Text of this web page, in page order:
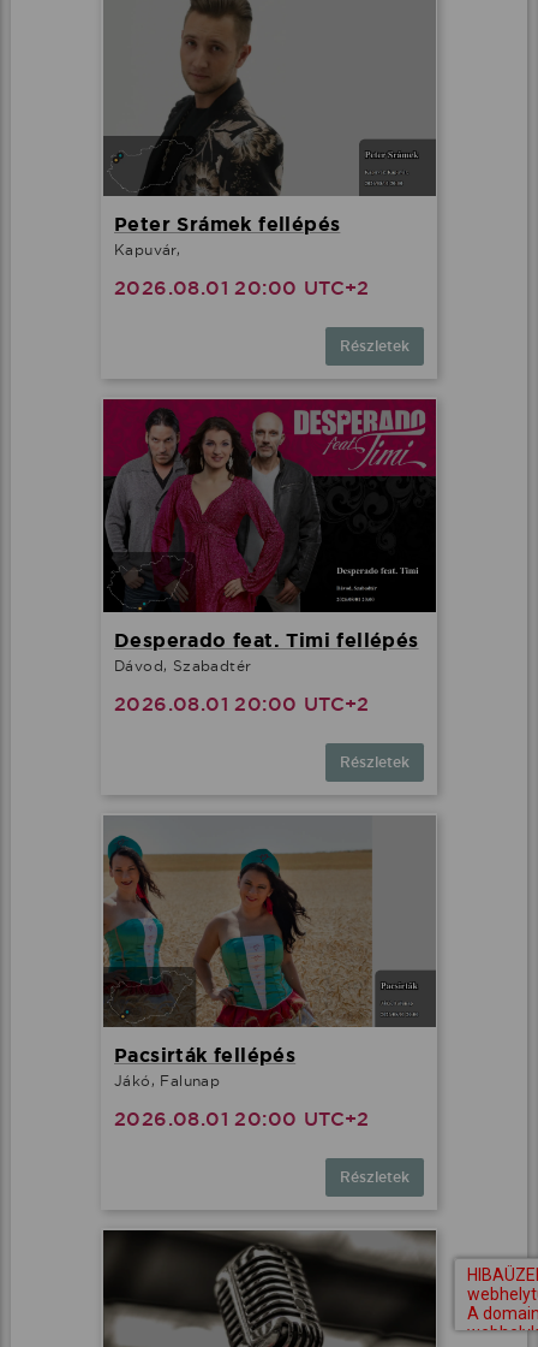
Peter Srámek fellépés
Kapuvár,
2026.08.01 20:00 UTC+2
Részletek
Desperado feat. Timi fellépés
Dávod, Szabadtér
2026.08.01 20:00 UTC+2
Részletek
Pacsirták fellépés
Jákó, Falunap
2026.08.01 20:00 UTC+2
Részletek